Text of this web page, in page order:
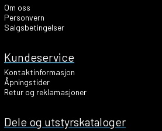
Om oss
Personvern
Salgsbetingelser
Kundeservice
Kontaktinformasjon
Åpningstider
Retur og reklamasjoner
Dele og utstyrskataloger